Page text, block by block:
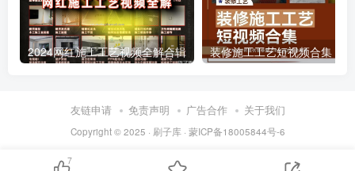
2024网红施工工艺视频全解合辑 装修施工工艺短视频合集
友链申请 免责声明 广告合作 关于我们
Copyright © 2025 · 刷子库 · 蒙ICP备18005844号-6
7